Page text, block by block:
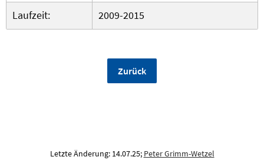
Laufzeit:
2009-2015
Zurück
Letzte Änderung: 14.07.25; Peter Grimm-Wetzel